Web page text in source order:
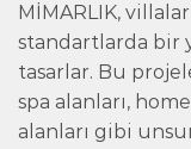
MİMARLIK,
standartlarda bir
tasarlar. Bu
spa alanları,
alanları gibi